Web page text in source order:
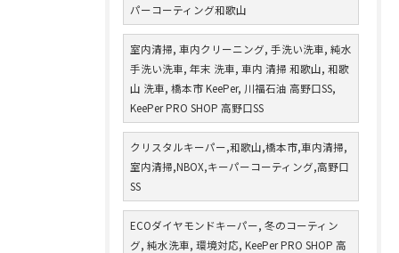
パーコーティング和歌山
室内清掃, 車内クリーニング, 手洗い洗車, 純水
手洗い洗車, 年末 洗車, 車内 清掃 和歌山, 和歌
山 洗車, 橋本市 KeePer, 川福石油 高野口SS,
KeePer PRO SHOP 高野口SS
クリスタルキーパー,和歌山,橋本市,車内清掃,
室内清掃,NBOX,キーパーコーティング,高野口
SS
ECOダイヤモンドキーパー, 冬のコーティン
グ, 純水洗車, 環境対応, KeePer PRO SHOP 高